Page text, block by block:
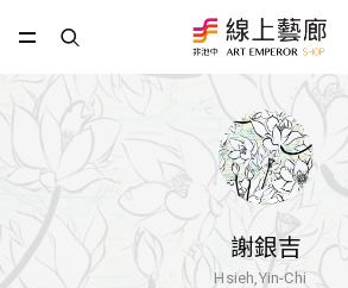
謝銀吉
Hsieh,Yin-Chi